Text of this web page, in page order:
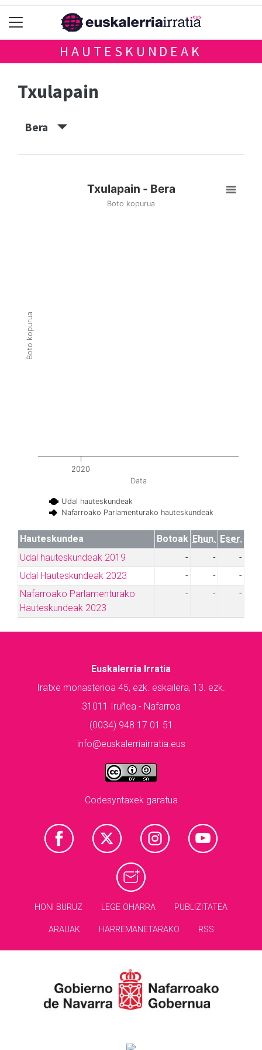
HAUTESKUNDEAK
Txulapain
Bera
Data
Boto kopurua
Txulapain - Bera
Boto kopurua
Udal hauteskundeak
Nafarroako Parlamenturako hauteskundeak
2020
Hauteskundea Botoak Ehun. Eser.
Udal hauteskundeak 2019
- -
-
Udal Hauteskundeak 2023
- -
-
Nafarroako Parlamenturako
Hauteskundeak 2023
- - -
Euskalerria Irratia
Iratxe monasterioa 45, ezk. eskailera, 13. ezk.
31011 Iruñea - Nafarroa
(0034) 948 17 01 51
info@euskalerriairratia.eus
Codesyntaxek garatua
HONI BURUZ LEGE OHARRA PUBLIZITATEA
ARAUAK HARREMANETARAKO RSS